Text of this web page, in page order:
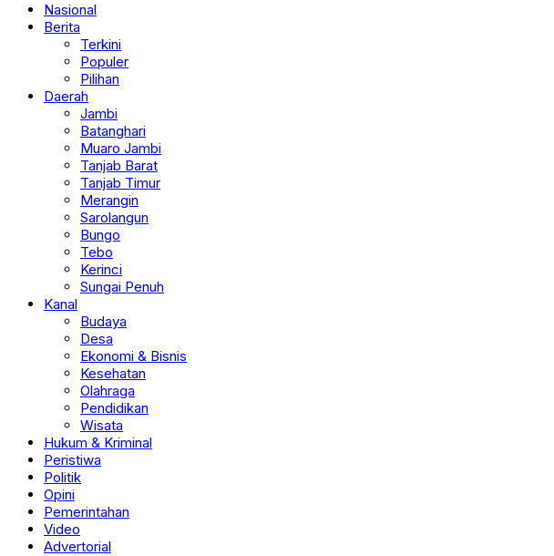
Nasional
Berita
Terkini
Populer
Pilihan
Daerah
Jambi
Batanghari
Muaro Jambi
Tanjab Barat
Tanjab Timur
Merangin
Sarolangun
Bungo
Tebo
Kerinci
Sungai Penuh
Kanal
Budaya
Desa
Ekonomi & Bisnis
Kesehatan
Olahraga
Pendidikan
Wisata
Hukum & Kriminal
Peristiwa
Politik
Opini
Pemerintahan
Video
Advertorial